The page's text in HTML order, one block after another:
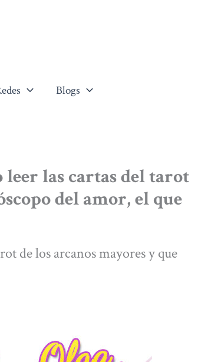
Blogs
leer las cartas del tarot
del amor, el que
de los arcanos mayores y que